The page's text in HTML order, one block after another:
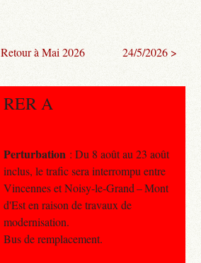
Retour à Mai 2026 24/5/2026 >
RER A
Perturbation : Du 8 août au 23 août
inclus, le trafic sera interrompu entre
Vincennes et Noisy-le-Grand – Mont
d'Est en raison de travaux de
modernisation.
Bus de remplacement.